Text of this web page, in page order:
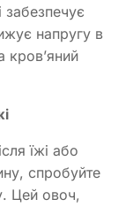
напругу в
кров’яний
їжі або
спробуйте
Цей овоч,